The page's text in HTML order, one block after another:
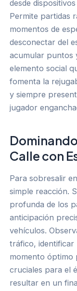
desde
Permite partidas
momentos de
desconectar del
acumular puntos
elemento social
fomenta la
y siempre
jugador
Calle con
Para sobresalir
simple reacción.
profunda de los
anticipación
vehículos.
tráfico, identificar
momento óptimo
cruciales para el
resultar en un